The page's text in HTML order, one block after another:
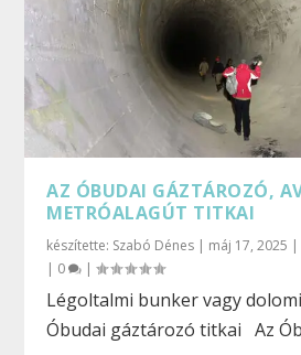
AZ ÓBUDAI GÁZTÁROZÓ,
METRÓALAGÚT TITKAI
készítette: Szabó Dénes | máj 17, 2025
| 0 |
Légoltalmi bunker vagy
Óbudai gáztározó titkai Az